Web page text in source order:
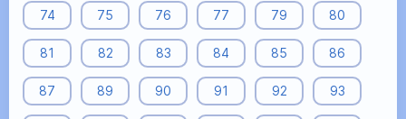
74 75 76 77 79 80
81 82 83 84 85 86
87 89 90 91 92 93